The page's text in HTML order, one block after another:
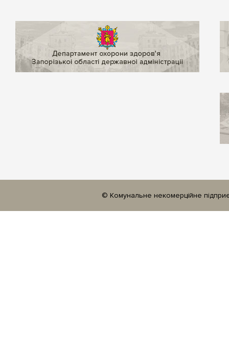
© Комунальне некомерційне